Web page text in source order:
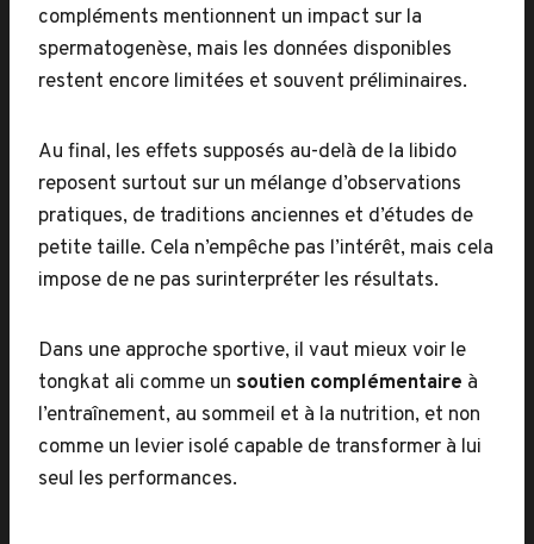
compléments mentionnent un impact sur la
spermatogenèse, mais les données disponibles
restent encore limitées et souvent préliminaires.
Au final, les effets supposés au-delà de la libido
reposent surtout sur un mélange d’observations
pratiques, de traditions anciennes et d’études de
petite taille. Cela n’empêche pas l’intérêt, mais cela
impose de ne pas surinterpréter les résultats.
Dans une approche sportive, il vaut mieux voir le
tongkat ali comme un soutien complémentaire à
l’entraînement, au sommeil et à la nutrition, et non
comme un levier isolé capable de transformer à lui
seul les performances.